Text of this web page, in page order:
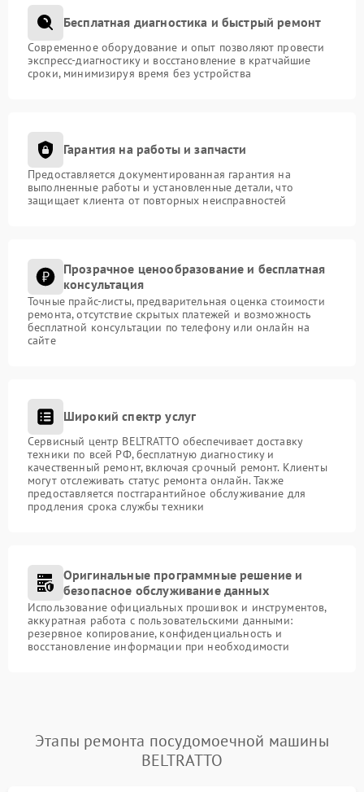
Бесплатная диагностика и быстрый ремонт
Современное оборудование и опыт позволяют провести
экспресс-диагностику и восстановление в кратчайшие
сроки, минимизируя время без устройства
Гарантия на работы и запчасти
Предоставляется документированная гарантия на
выполненные работы и установленные детали, что
защищает клиента от повторных неисправностей
Прозрачное ценообразование и бесплатная
консультация
Точные прайс-листы, предварительная оценка стоимости
ремонта, отсутствие скрытых платежей и возможность
бесплатной консультации по телефону или онлайн на
сайте
Широкий спектр услуг
Сервисный центр BELTRATTO обеспечивает доставку
техники по всей РФ, бесплатную диагностику и
качественный ремонт, включая срочный ремонт. Клиенты
могут отслеживать статус ремонта онлайн. Также
предоставляется постгарантийное обслуживание для
продления срока службы техники
Оригинальные программные решение и
безопасное обслуживание данных
Использование официальных прошивок и инструментов,
аккуратная работа с пользовательскими данными:
резервное копирование, конфиденциальность и
восстановление информации при необходимости
Этапы ремонта посудомоечной машины
BELTRATTO